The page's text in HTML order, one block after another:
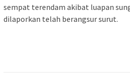
sempat terendam akibat luapan
dilaporkan telah berangsur surut.